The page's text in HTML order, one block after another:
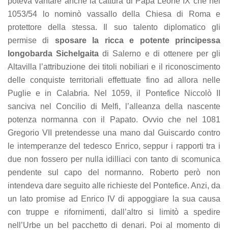
1053/54 lo nominò vassallo della Chiesa di Roma e
protettore della stessa. Il suo talento diplomatico gli
permise di sposare la ricca e potente principessa
longobarda Sichelgaita di Salerno e di ottenere per gli
Altavilla l’attribuzione dei titoli nobiliari e il riconoscimento
delle conquiste territoriali effettuate fino ad allora nelle
Puglie e in Calabria. Nel 1059, il Pontefice Niccolò II
sanciva nel Concilio di Melfi, l’alleanza della nascente
potenza normanna con il Papato. Ovvio che nel 1081
Gregorio VII pretendesse una mano dal Guiscardo contro
le intemperanze del tedesco Enrico, seppur i rapporti tra i
due non fossero per nulla idilliaci con tanto di scomunica
pendente sul capo del normanno. Roberto però non
intendeva dare seguito alle richieste del Pontefice. Anzi, da
un lato promise ad Enrico IV di appoggiare la sua causa
con truppe e rifornimenti, dall’altro si limitò a spedire
nell’Urbe un bel pacchetto di denari. Poi al momento di